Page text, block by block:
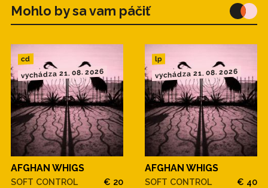
Mohlo by sa vam páčiť
cd
vychádza 21. 08. 2026
AFGHAN WHIGS
SOFT CONTROL € 20
lp
vychádza 21. 08. 2026
AFGHAN WHIGS
SOFT CONTROL € 40